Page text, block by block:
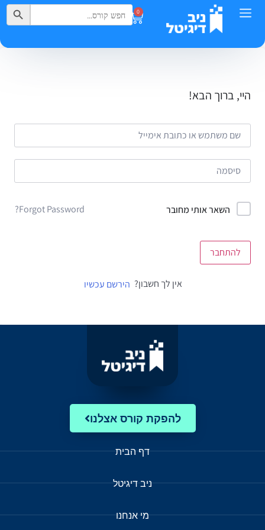
0
Search
for:
Search Button
היי, ברוך הבא!
השאר אותי מחובר Forgot Password?
להתחבר
אין לך חשבון? הירשם עכשיו
להפקת קורס אצלנו
דף הבית
ניב דיגיטל
מי אנחנו